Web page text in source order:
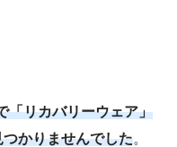
「リカバリーウェア」
かりませんでした。